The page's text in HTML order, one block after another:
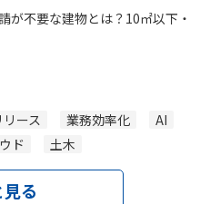
が不要な建物とは？10㎡以下・
ース 業務効率化
AI
ド 土木
る